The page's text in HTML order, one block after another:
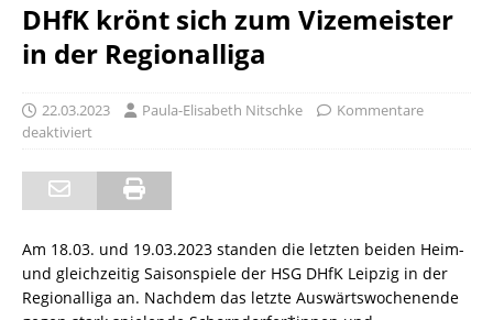
DHfK krönt sich zum Vizemeister
in der Regionalliga
22.03.2023 Paula-Elisabeth Nitschke
Kommentare
deaktiviert
Am 18.03. und 19.03.2023 standen die letzten beiden Heim-
und gleichzeitig Saisonspiele der HSG DHfK Leipzig in der
Regionalliga an. Nachdem das letzte Auswärtswochenende